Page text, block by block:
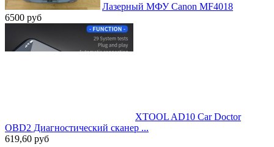
Лазерный МФУ Canon MF4018
6500 руб
XTOOL AD10 Car Doctor
OBD2 Диагностический сканер ...
619,60 руб